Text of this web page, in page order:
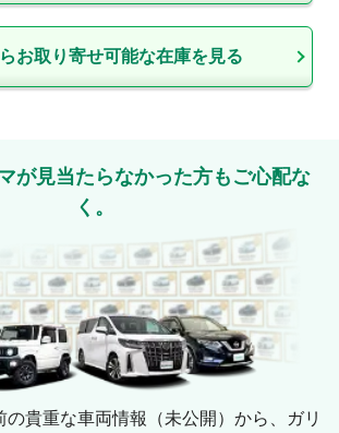
お取り寄せ可能な在庫を見る
が見当たらなかった方もご心配な
く。
の貴重な車両情報（未公開）から、ガリ